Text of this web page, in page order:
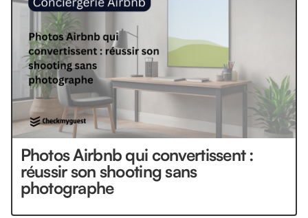
Photos Airbnb qui convertissent :
réussir son shooting sans
photographe